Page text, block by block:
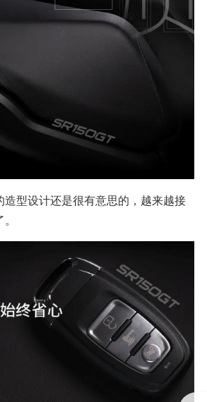
型设计还是很有意思的，越来越接